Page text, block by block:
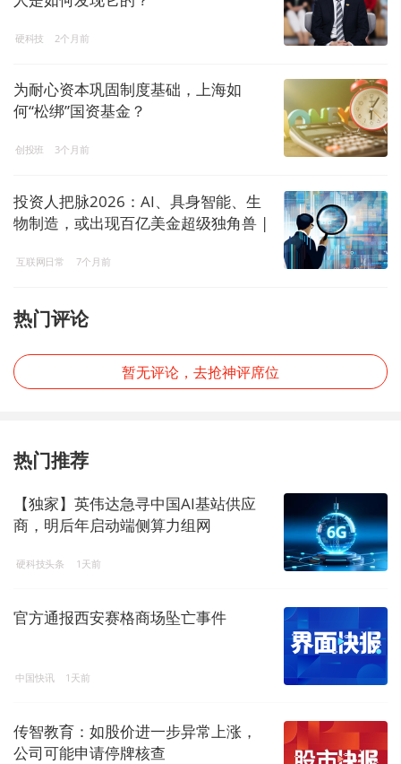
硬科技 2个月前
为耐心资本巩固制度基础，上海如
何“松绑”国资基金？
创投班 3个月前
投资人把脉2026：AI、具身智能、生
物制造，或出现百亿美金超级独角兽 |
互联网日常 7个月前
热门评论
暂无评论，去抢神评席位
热门推荐
【独家】英伟达急寻中国AI基站供应
商，明后年启动端侧算力组网
硬科技头条 1天前
官方通报西安赛格商场坠亡事件
中国快讯 1天前
传智教育：如股价进一步异常上涨，
公司可能申请停牌核查